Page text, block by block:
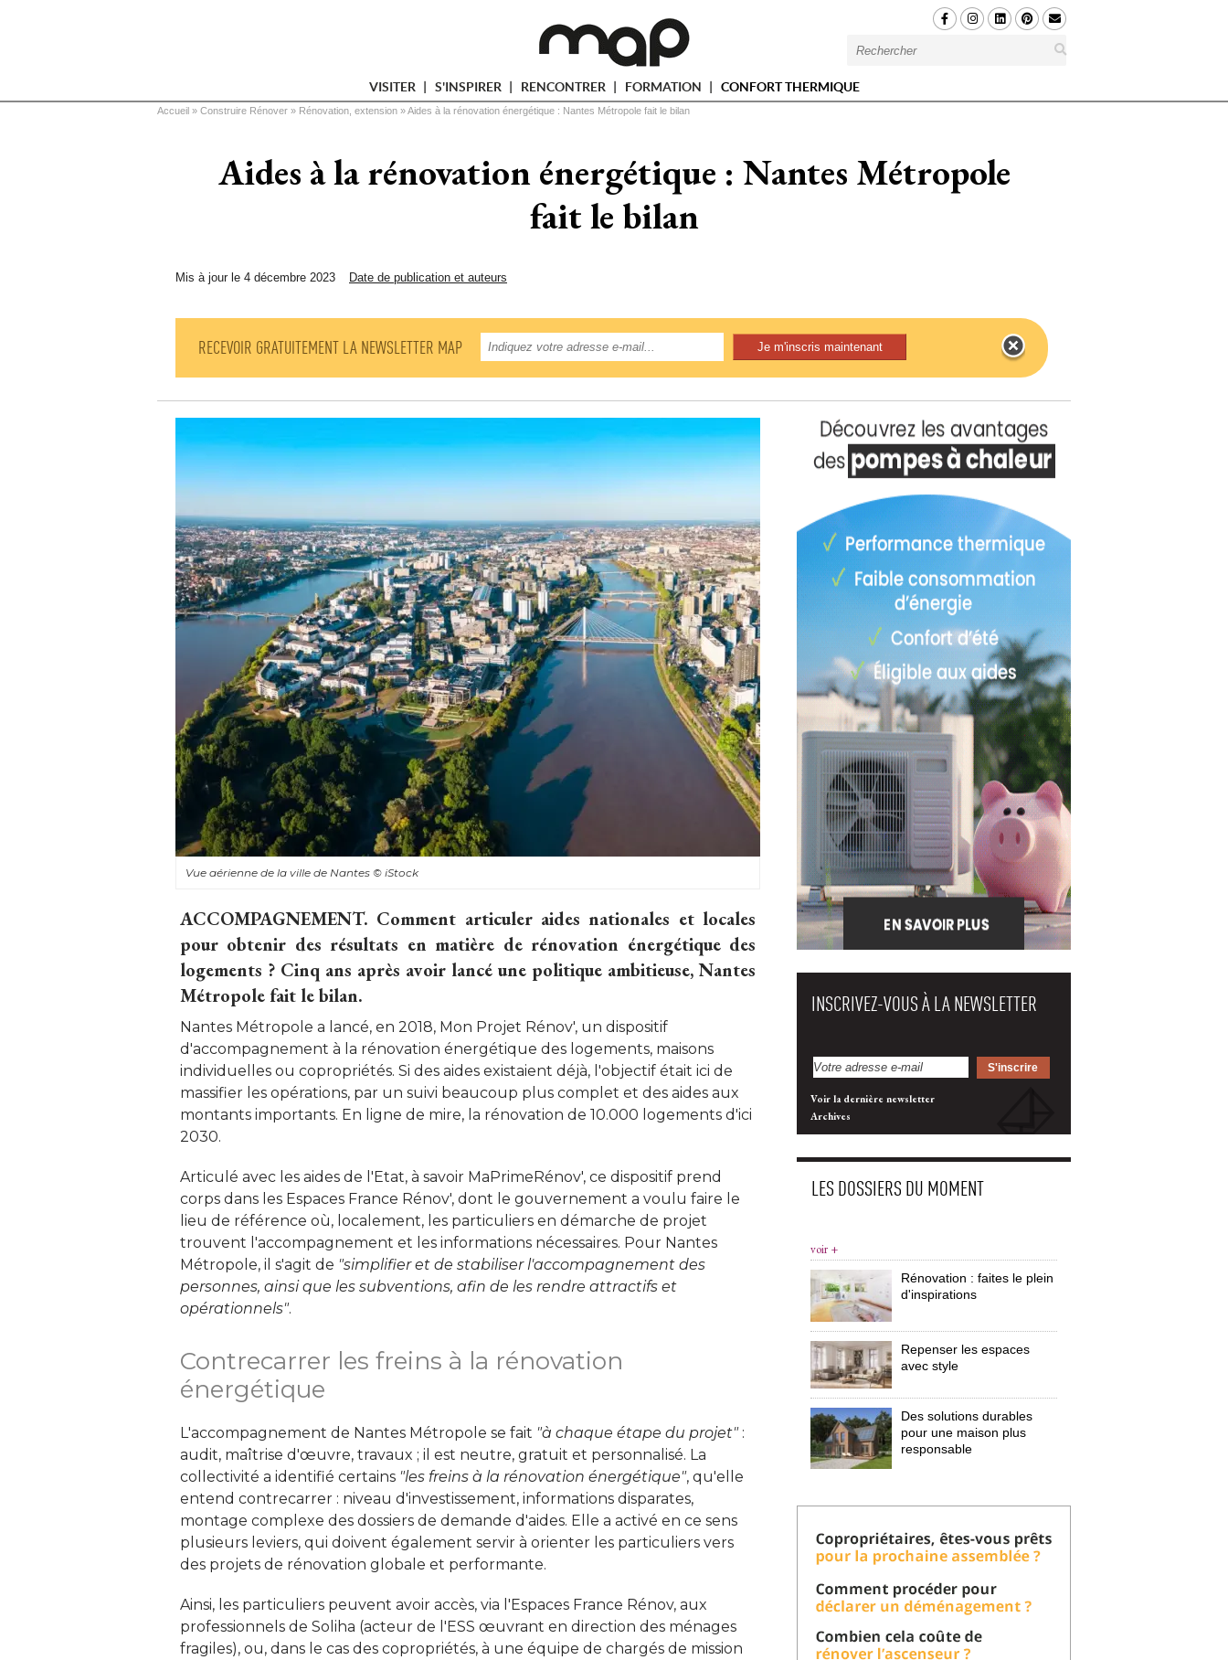
VISITER S'INSPIRER RENCONTRER FORMATION CONFORT THERMIQUE
Vous êtes ici
Accueil » Construire Rénover » Rénovation, extension » Aides à la rénovation énergétique : Nantes Métropole fait le bilan
Aides à la rénovation énergétique : Nantes Métropole
fait le bilan
Mis à jour le 4 décembre 2023 Date de publication et auteurs
RECEVOIR GRATUITEMENT LA NEWSLETTER MAP
Vue aérienne de la ville de Nantes© iStock
ACCOMPAGNEMENT. Comment articuler aides nationales et locales
pour obtenir des résultats en matière de rénovation énergétique des
logements ? Cinq ans après avoir lancé une politique ambitieuse, Nantes
Métropole fait le bilan.
Nantes Métropole a lancé, en 2018, Mon Projet Rénov', un dispositif
d'accompagnement à la rénovation énergétique des logements, maisons
individuelles ou copropriétés. Si des aides existaient déjà, l'objectif était ici de
massifier les opérations, par un suivi beaucoup plus complet et des aides aux
montants importants. En ligne de mire, la rénovation de 10.000 logements d'ici
2030.
Articulé avec les aides de l'Etat, à savoir MaPrimeRénov', ce dispositif prend
corps dans les Espaces France Rénov', dont le gouvernement a voulu faire le
lieu de référence où, localement, les particuliers en démarche de projet
trouvent l'accompagnement et les informations nécessaires. Pour Nantes
Métropole, il s'agit de "simplifier et de stabiliser l'accompagnement des
personnes, ainsi que les subventions, afin de les rendre attractifs et
opérationnels".
Contrecarrer les freins à la rénovation
énergétique
L'accompagnement de Nantes Métropole se fait "à chaque étape du projet" :
audit, maîtrise d'œuvre, travaux ; il est neutre, gratuit et personnalisé. La
collectivité a identifié certains "les freins à la rénovation énergétique", qu'elle
entend contrecarrer : niveau d'investissement, informations disparates,
montage complexe des dossiers de demande d'aides. Elle a activé en ce sens
plusieurs leviers, qui doivent également servir à orienter les particuliers vers
des projets de rénovation globale et performante.
Ainsi, les particuliers peuvent avoir accès, via l'Espaces France Rénov, aux
professionnels de Soliha (acteur de l'ESS œuvrant en direction des ménages
fragiles), ou, dans le cas des copropriétés, à une équipe de chargés de mission
INSCRIVEZ-VOUS À LA NEWSLETTER
Voir la dernière newsletter
Archives
LES DOSSIERS DU MOMENT
voir +
Rénovation : faites le plein
d'inspirations
Repenser les espaces
avec style
Des solutions durables
pour une maison plus
responsable